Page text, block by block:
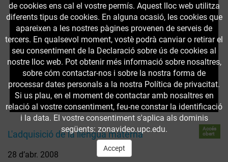
L'adquisició de la llengua materna
Accés
obert
28 d’abr. 2008
de cookies ens cal el vostre permís. Aquest lloc web utilitza
diferents tipus de cookies. En alguna ocasió, les cookies que
apareixen a les nostres pàgines provenen de serveis de
tercers. En qualsevol moment, vostè podrà canviar o retirar el
seu consentiment de la Declaració sobre ús de cookies al
nostre lloc web. Pot obtenir més informació sobre nosaltres,
sobre cóm contactar-nos i sobre la nostra forma de
processar dates personals a la nostra Política de privacitat.
Si us plau, en el moment de contactar amb nosaltres en
relació al vostre consentiment, feu-ne constar la identificació
i la data. El vostre consentiment s'aplica als dominis
següents: zonavideo.upc.edu.
Accept